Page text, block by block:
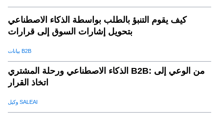
12.
(أ) الوصول إلى أسواق جديدة
13.
(ب) الميزة التنافسية
14
(ج) زيادة هوامش الربح
15.
16 . ابدأ في استخدامبيانات التجارة العالميةلدفع عملك إلى الأمام
كيف يقوم التنبؤ بالطلب بواسطة الذكاء الاصطناعي
بتحويل إشارات السوق إلى قرارات
بيانات B2B
الذكاء الاصطناعي ورحلة المشتري B2B: من الوعي إلى
اتخاذ القرار
وكيل SALEAI